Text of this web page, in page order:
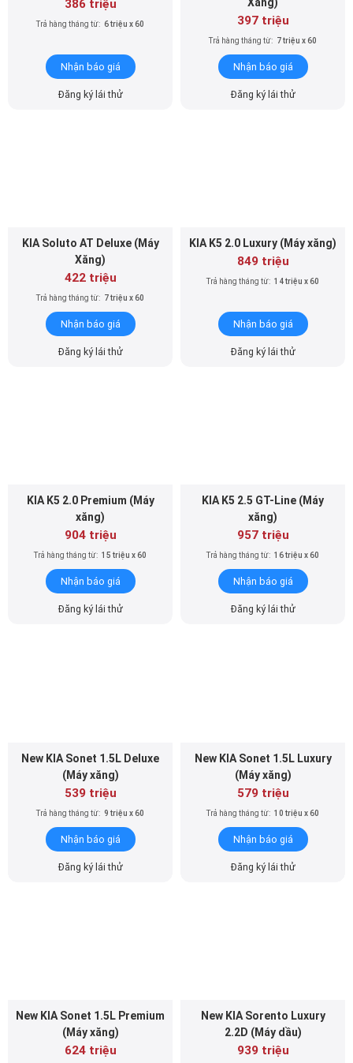
386 triệu
Trả hàng tháng từ: 6 triệu x 60
Nhận báo giá
Đăng ký lái thử
397 triệu
Trả hàng tháng từ: 7 triệu x 60
Nhận báo giá
Đăng ký lái thử
KIA Soluto AT Deluxe (Máy
Xăng)
422 triệu
Trả hàng tháng từ: 7 triệu x 60
Nhận báo giá
Đăng ký lái thử
KIA K5 2.0 Luxury (Máy xăng)
849 triệu
Trả hàng tháng từ: 14 triệu x 60
Nhận báo giá
Đăng ký lái thử
KIA K5 2.0 Premium (Máy
xăng)
904 triệu
Trả hàng tháng từ: 15 triệu x 60
Nhận báo giá
Đăng ký lái thử
KIA K5 2.5 GT-Line (Máy
xăng)
957 triệu
Trả hàng tháng từ: 16 triệu x 60
Nhận báo giá
Đăng ký lái thử
New KIA Sonet 1.5L Deluxe
(Máy xăng)
539 triệu
Trả hàng tháng từ: 9 triệu x 60
Nhận báo giá
Đăng ký lái thử
New KIA Sonet 1.5L Luxury
(Máy xăng)
579 triệu
Trả hàng tháng từ: 10 triệu x 60
Nhận báo giá
Đăng ký lái thử
New KIA Sonet 1.5L Premium
(Máy xăng)
624 triệu
New KIA Sorento Luxury
2.2D (Máy dầu)
939 triệu